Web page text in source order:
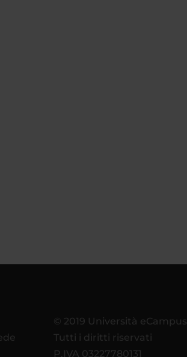
© 2019 Università eCampus
Tutti i diritti riservati
P.IVA 03227780131